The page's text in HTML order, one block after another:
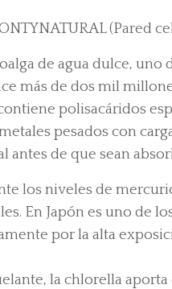
(Pared
de agua dulce,
más de dos mil
polisacáridos
pesados con
antes de que sean
los niveles de
En Japón es uno de
por la alta
la chlorella